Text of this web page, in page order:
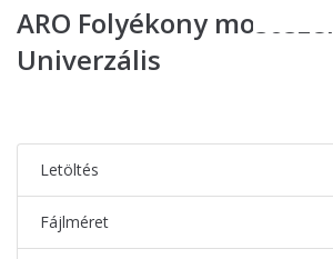
ARO Folyékony mosószer
Univerzális
Letöltés
Fájlméret